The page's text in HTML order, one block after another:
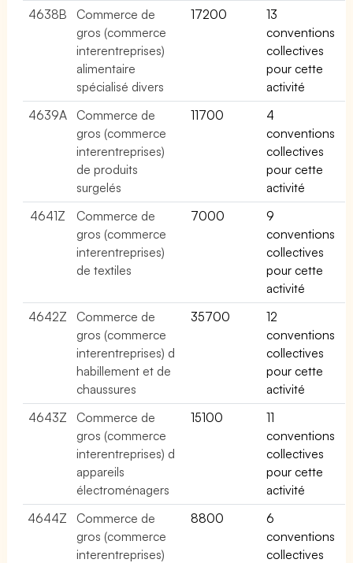
4638B
Commerce de
gros (commerce
interentreprises)
alimentaire
spécialisé divers
17200
13
conventions
collectives
pour cette
activité
4639A
Commerce de
gros (commerce
interentreprises)
de produits
surgelés
11700
4
conventions
collectives
pour cette
activité
4641Z
Commerce de
gros (commerce
interentreprises)
de textiles
7000
9
conventions
collectives
pour cette
activité
4642Z
Commerce de
gros (commerce
interentreprises) d
habillement et de
chaussures
35700
12
conventions
collectives
pour cette
activité
4643Z
Commerce de
gros (commerce
interentreprises) d
appareils
électroménagers
15100
11
conventions
collectives
pour cette
activité
4644Z
Commerce de
gros (commerce
interentreprises)
8800
6
conventions
collectives